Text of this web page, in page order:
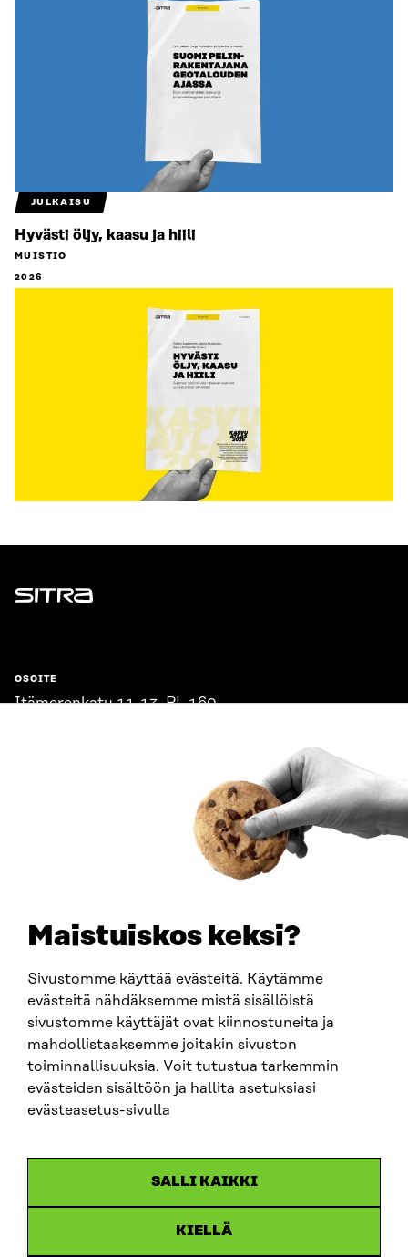
Maistuiskos keksi?
Sivustomme käyttää evästeitä. Käytämme
evästeitä nähdäksemme mistä sisällöistä
sivustomme käyttäjät ovat kiinnostuneita ja
mahdollistaaksemme joitakin sivuston
toiminnallisuuksia. Voit tutustua tarkemmin
evästeiden sisältöön ja hallita asetuksiasi
evästeasetus-sivulla
SALLI KAIKKI
KIELLÄ
JULKAISU
Hyvästi öljy, kaasu ja hiili
MUISTIO
2026
Sitra
OSOITE
Itämerenkatu 11-13, PL 160,
SITRA SOSIAALISESSA MEDIASSA
LinkedIn
Instagram
YouTube